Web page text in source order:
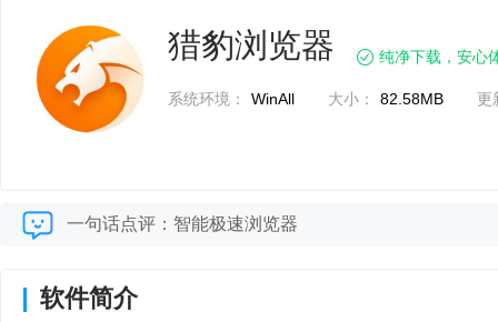
猎豹浏览器 纯净下载，安心
系统环境： WinAll 大小： 82.58MB 更
一句话点评：智能极速浏览器
软件简介